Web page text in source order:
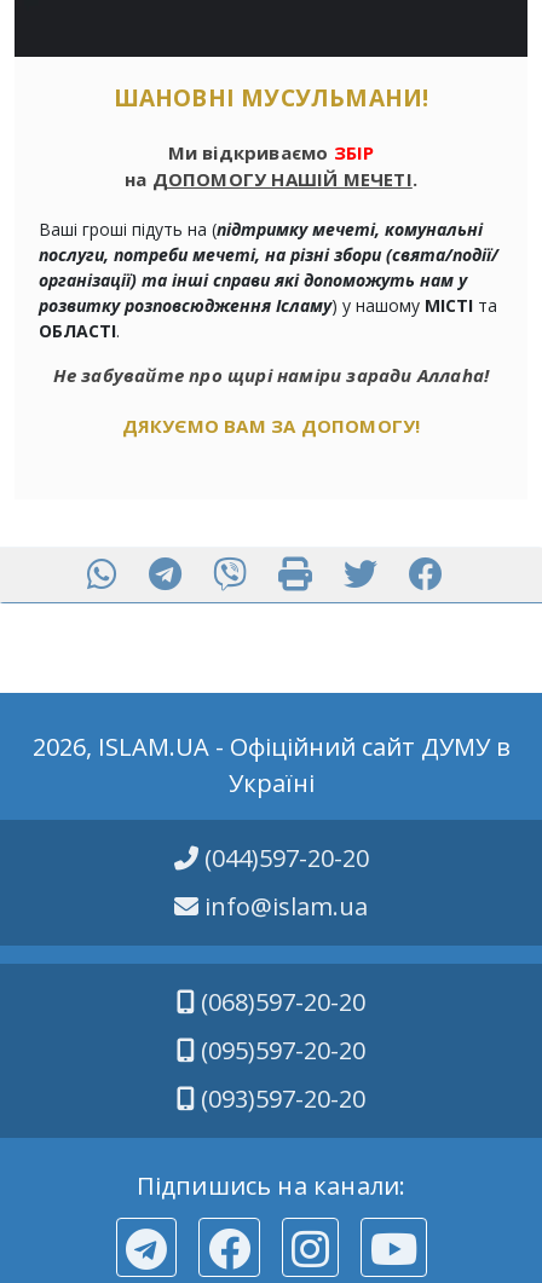
ШАНОВНІ МУСУЛЬМАНИ!
Ми відкриваємо ЗБІР
на ДОПОМОГУ НАШІЙ МЕЧЕТІ.
Ваші гроші підуть на (підтримку мечеті, комунальні
послуги, потреби мечеті, на різні збори (свята/події/
організації) та інші справи які допоможуть нам у
розвитку розповсюдження Ісламу) у нашому МІСТІ та
ОБЛАСТІ.
Не забувайте про щирі наміри заради Аллаhа!
ДЯКУЄМО ВАМ ЗА ДОПОМОГУ!
2026, ISLAM.UA - Офіційний сайт ДУМУ в
Україні
(044)597-20-20
info@islam.ua
(068)597-20-20
(095)597-20-20
(093)597-20-20
Підпишись на канали: